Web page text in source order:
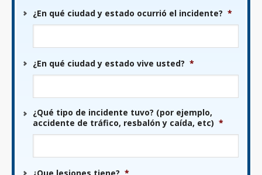
barra
DD
¿En qué ciudad y estado ocurrió el incidente? *
¿En qué ciudad y estado vive usted? *
¿Qué tipo de incidente tuvo? (por ejemplo,
accidente de tráfico, resbalón y caída, etc) *